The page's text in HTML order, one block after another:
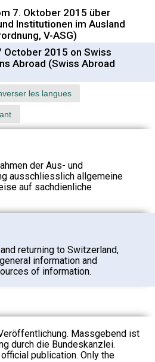
7. Oktober 2015 über
Institutionen im Ausland
V-ASG)
October 2015 on Swiss
Abroad (Swiss Abroad
les langues
der Aus- und
ausschliesslich allgemeine
auf sachdienliche
returning to Switzerland,
information and
of information.
Massgebend ist
durch die Bundeskanzlei.
publication. Only the